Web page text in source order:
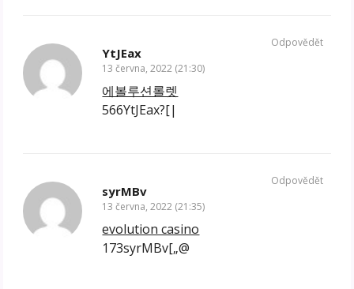
YtJEax
13 června, 2022 (21:30)
에볼루션롤렛
566YtJEax?[|
Odpovědět
syrMBv
13 června, 2022 (21:35)
evolution casino
173syrMBv[„@
Odpovědět